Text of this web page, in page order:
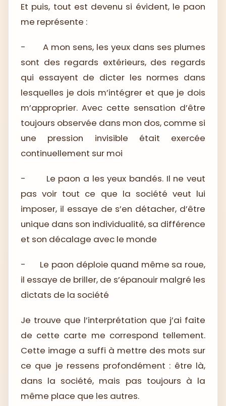
Et puis, tout est devenu si évident, le paon
me représente :
-
A mon sens, les yeux dans ses plumes
sont des regards extérieurs, des regards
qui essayent de dicter les normes dans
lesquelles je dois m’intégrer et que je dois
m’approprier. Avec cette sensation d’être
toujours observée dans mon dos, comme si
une pression invisible était exercée
continuellement sur moi
-
Le paon a les yeux bandés. Il ne veut
pas voir tout ce que la société veut lui
imposer, il essaye de s’en détacher, d’être
unique dans son individualité, sa différence
et son décalage avec le monde
-
Le paon déploie quand même sa roue,
il essaye de briller, de s’épanouir malgré les
dictats de la société
Je trouve que l’interprétation que j’ai faite
de cette carte me correspond tellement.
Cette image a suffi à mettre des mots sur
ce que je ressens profondément : être là,
dans la société, mais pas toujours à la
même place que les autres.